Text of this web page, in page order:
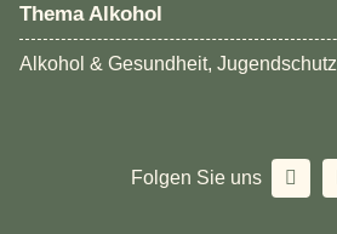
Thema Alkohol
Alkohol & Gesundheit, Jugendschutz
Folgen Sie uns